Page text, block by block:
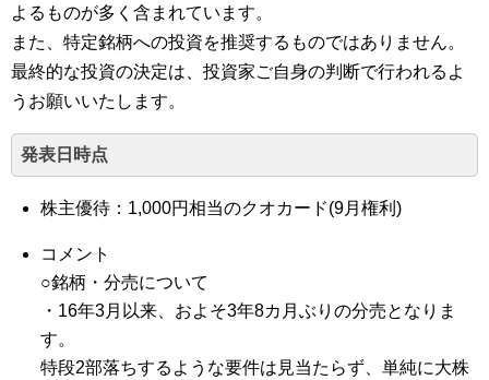
よるものが多く含まれています。
また、特定銘柄への投資を推奨するものではありません。
最終的な投資の決定は、投資家ご自身の判断で行われるよ
うお願いいたします。
発表日時点
株主優待：1,000円相当のクオカード(9月権利)
コメント
○銘柄・分売について
・16年3月以来、およそ3年8カ月ぶりの分売となりま
す。
特段2部落ちするような要件は見当たらず、単純に大株